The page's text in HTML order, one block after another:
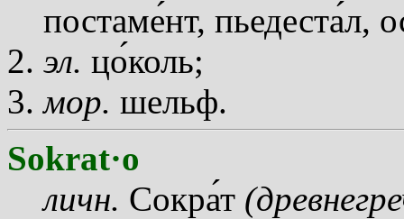
постамент, пьедестал,
эл. цоколь;
мор. шельф.
Sokrat·o
личн. Сократ